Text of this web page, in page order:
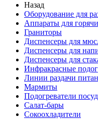
Назад
Оборудование для
Аппараты для
Граниторы
Диспенсеры для
Диспенсеры для
Диспенсеры для
Инфракрасные
Линии раздачи
Мармиты
Подогреватели
Салат-бары
Сокоохладители